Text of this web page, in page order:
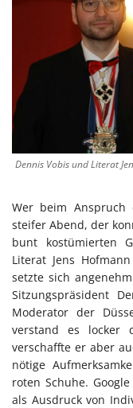
Dennis Vobis und Literat
Wer beim Anspruch
steifer Abend, der
bunt kostümierten
Literat Jens
setzte sich
Sitzungspräsident
Moderator der
verstand es locker
verschaffte er aber
nötige
roten Schuhe.
als Ausdruck von